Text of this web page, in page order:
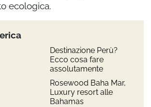
ecologica.
Destinazione Perù?
Ecco cosa fare
assolutamente
Rosewood Baha Mar,
Luxury resort alle
Bahamas